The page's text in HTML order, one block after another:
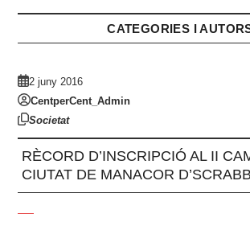
menu
menu
CATEGORIES I
2 juny 2016
CentperCent_Admin
Societat
RÈCORD D’INSCRIPCIÓ AL II
CIUTAT DE MANACOR